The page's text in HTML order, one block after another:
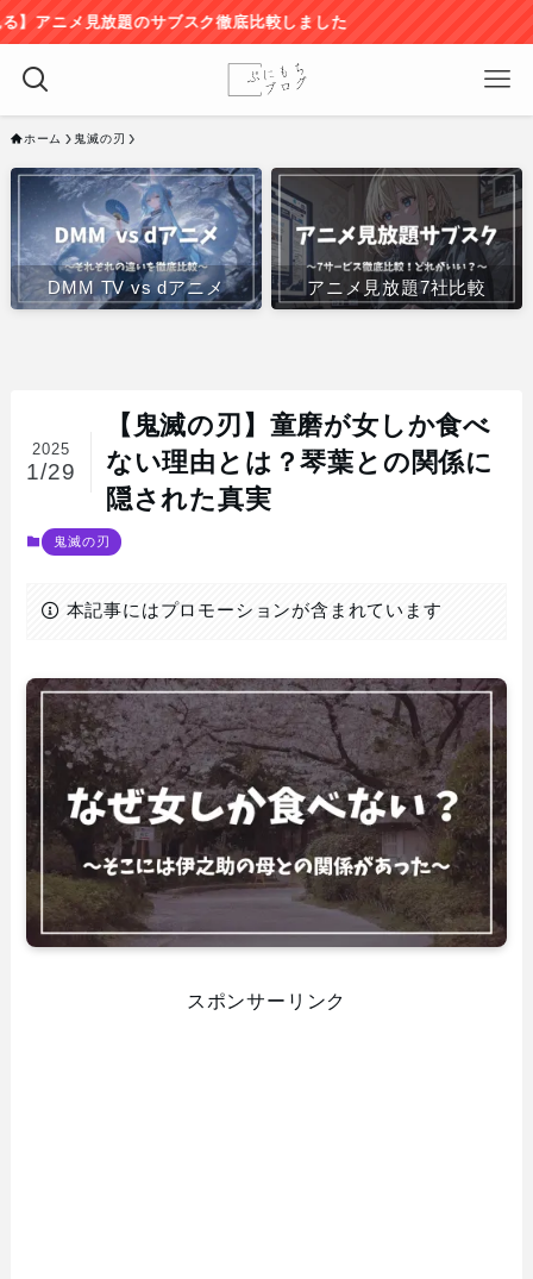
のサブスク徹底比較しました
ホーム 鬼滅の刃
DMM TV vs dアニメ アニメ見放題7社比較
【鬼滅の刃】童磨が女しか食べ
ない理由とは？琴葉との関係に
隠された真実
2025
1/29
鬼滅の刃
本記事にはプロモーションが含まれています
スポンサーリンク